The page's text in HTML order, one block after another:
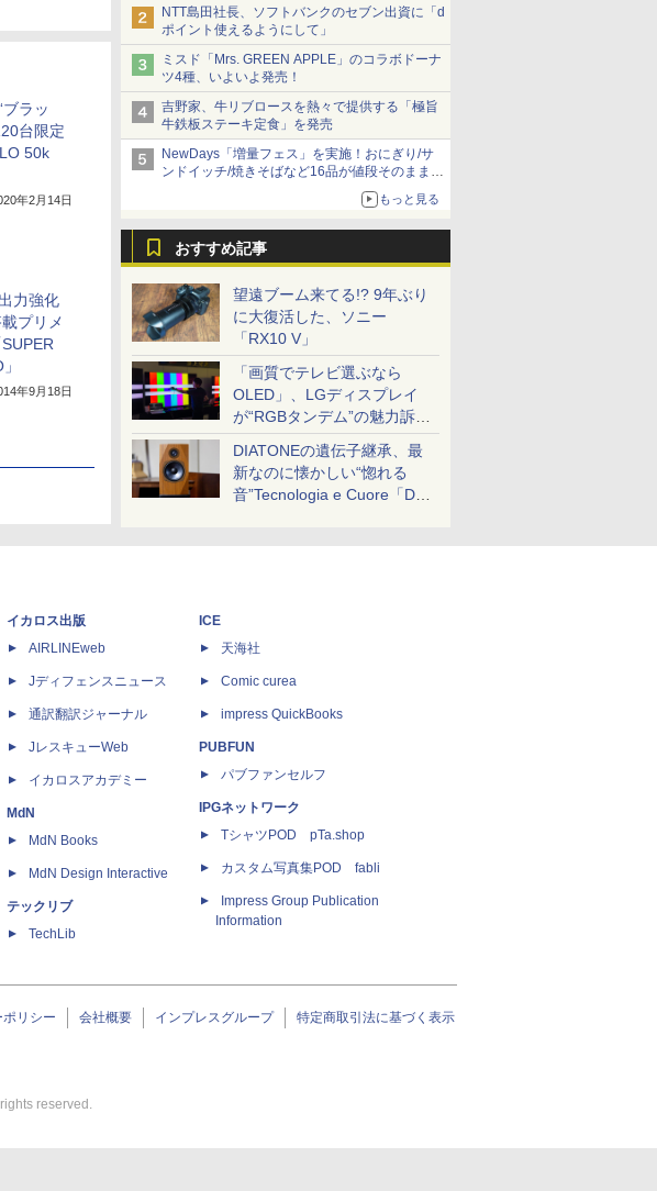
NTT島田社長、ソフトバンクのセブン出資に「d
ポイント使えるようにして」
ミスド「Mrs. GREEN APPLE」のコラボドーナ
ツ4種、いよいよ発売！
吉野家、牛リブロースを熱々で提供する「極旨
牛鉄板ステーキ定食」を発売
NewDays「増量フェス」を実施！おにぎり/サ
ンドイッチ/焼きそばなど16品が値段そのままで
もっと見る
おすすめ記事
望遠ブーム来てる!? 9年ぶり
に大復活した、ソニー
「RX10 V」
「画質でテレビ選ぶなら
OLED」、LGディスプレイ
が“RGBタンデム”の魅力訴
求。液晶とのガチ比較も
DIATONEの遺伝子継承、最
新なのに懐かしい“惚れる
音”Tecnologia e Cuore「DS-
ラッ
台限定
50k
年2月14日
力強化
プリメ
年9月18日
イカロス出版
AIRLINEweb
Jディフェンスニュース
通訳翻訳ジャーナル
JレスキューWeb
イカロスアカデミー
MdN
MdN Books
MdN Design Interactive
テックリブ
TechLib
ICE
天海社
Comic curea
impress QuickBooks
PUBFUN
パブファンセルフ
IPGネットワーク
TシャツPOD pTa.shop
カスタム写真集POD fabli
Impress Group Publication
Information
リシー 会社概要 インプレスグループ 特定商取引法に基づく表示
reserved.